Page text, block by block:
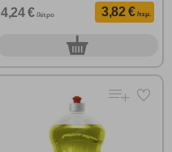
4,24 € /λίτρο 3,82 € /τεμ.
0τεμ.